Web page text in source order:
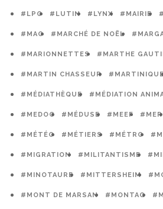
#LPO #LUTIN #LYNX #MAIRIE
#MAO #MARCHÉ DE NOËL
#MARIONNETTES #MARTHE
#MARTIN CHASSEUR
#MÉDIATHÈQUE #MÉDIATION
#MEDOC #MÉDUSE #MEEF #MER
#MÉTÉO #MÉTIERS #MÉTRO
#MIGRATION #MILITANTISME
#MINOTAURE #MITTERSHEIM
#MONT DE MARSAN #MONTAG